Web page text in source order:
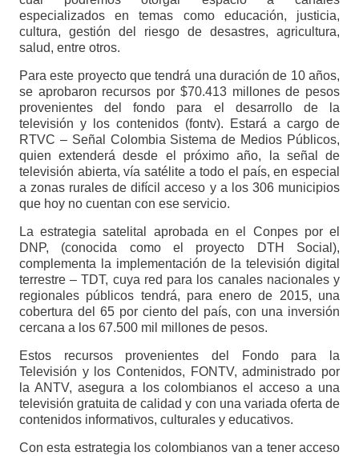
especializados en temas como educación, justicia,
cultura, gestión del riesgo de desastres, agricultura,
salud, entre otros.
Para este proyecto que tendrá una duración de 10 años,
se aprobaron recursos por $70.413 millones de pesos
provenientes del fondo para el desarrollo de la
televisión y los contenidos (fontv). Estará a cargo de
RTVC – Señal Colombia Sistema de Medios Públicos,
quien extenderá desde el próximo año, la señal de
televisión abierta, vía satélite a todo el país, en especial
a zonas rurales de difícil acceso y a los 306 municipios
que hoy no cuentan con ese servicio.
La estrategia satelital aprobada en el Conpes por el
DNP, (conocida como el proyecto DTH Social),
complementa la implementación de la televisión digital
terrestre – TDT, cuya red para los canales nacionales y
regionales públicos tendrá, para enero de 2015, una
cobertura del 65 por ciento del país, con una inversión
cercana a los 67.500 mil millones de pesos.
Estos recursos provenientes del Fondo para la
Televisión y los Contenidos, FONTV, administrado por
la ANTV, asegura a los colombianos el acceso a una
televisión gratuita de calidad y con una variada oferta de
contenidos informativos, culturales y educativos.
Con esta estrategia los colombianos van a tener acceso